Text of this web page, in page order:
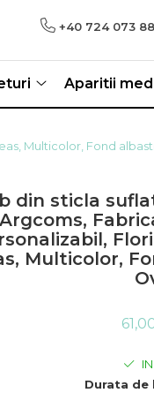
+40 724 073
Aparitii
Multicolor, Fond
din sticla
Argcoms,
Multicolor,
Durata de